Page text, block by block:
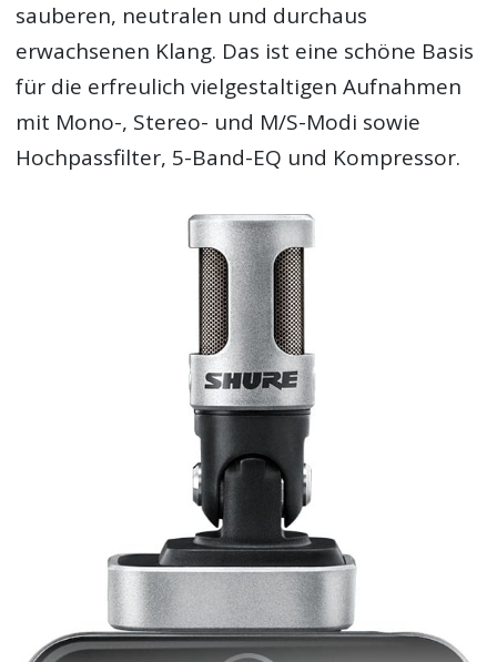
sauberen, neutralen und durchaus
erwachsenen Klang. Das ist eine schöne Basis
für die erfreulich vielgestaltigen Aufnahmen
mit Mono-, Stereo- und M/S-Modi sowie
Hochpassfilter, 5-Band-EQ und Kompressor.